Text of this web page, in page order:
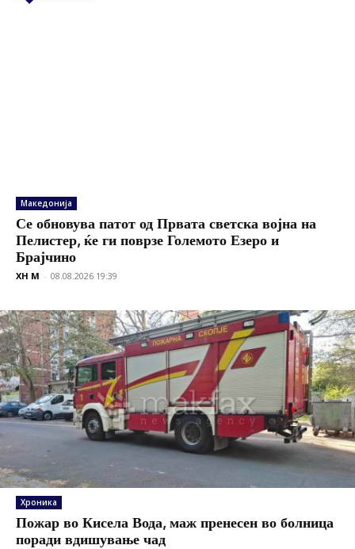
Македонија
Се обновува патот од Првата светска војна на
Пелистер, ќе ги поврзе Големото Езеро и
Брајчино
XH M - 08.08.2026 19:39
Хроника
Пожар во Кисела Вода, маж пренесен во болница
поради вдишување чад